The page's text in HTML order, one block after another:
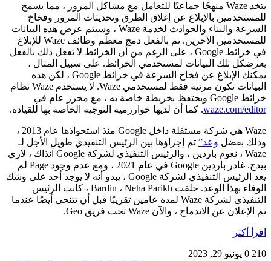
يتخذ Waze منهجًا جماعيًا للتعامل مع مشاكل المرور ، مما يسمح
للمستخدمين بالإبلاغ عن إغلاق الطرق وتحديثات المرور وفخاخ
السرعة والبناء والحوادث لخدمة Waze ، وسيتم عرض هذه البيانات
للمستخدمين الآخرين. تم بالفعل دمج معظم وظائف Waze للإبلاغ
في خرائط Google ، على الرغم من أن الخرائط لا تفعل ذلك بالفعل
يعرضكل تلك البيانات لمستخدمي الخرائط. على سبيل المثال ،
يمكنك الإبلاغ عن فخاخ السرعة في خرائط Google ، لكن هذه
البيانات تكون مرئية فقط لمستخدمي Waze. لا يستخدم Waze نظام
خرائط Google ويحتفظ بخريطة خاصة به ، مع محرر عام في
waze.com/editor. كما أن لديها خوارزمية التوجيه الخاصة بها للقيادة.
Waze هي شركة مستقلة داخل Google منذ استحواذها عام 2013 ،
وذلك بفضل وعد” تم إجراؤها بين الرئيس التنفيذي طويل الأجل لـ
Waze ، نعوم باردين ، والرئيس التنفيذي لشركة Google آنذاك ، لاري
بيدج. غادر باردين Google في عام 2021 ، ومع عدم وجود Page لم
يعد الرئيس التنفيذي لشركة Google ، يبدو أنه لا يوجد أحد على وشك
الوفاء بهذا الوعد. خلفت Bardin ، Neha Parikh ، كانت الرئيس
التنفيذي لشركة Waze لمدة عامين تقريبًا قبل أن تتنحى أيضًا عندما
تم الإعلان عن الاندماج ، والآن Waze تحت فريق Geo.
اقرأ أكثر
210
0 يونيو 29, 2023